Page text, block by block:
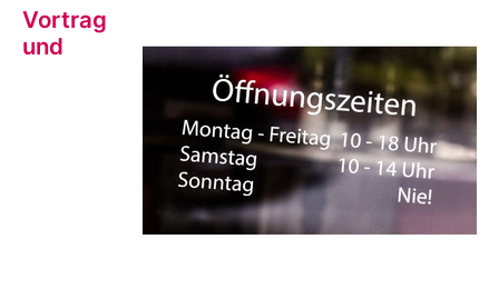
Vortrag
und